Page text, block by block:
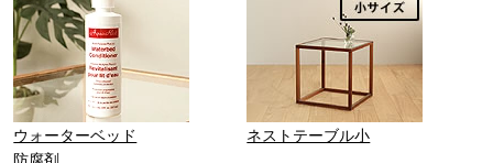
ウォーターベッド
防腐剤
ネストテーブル小